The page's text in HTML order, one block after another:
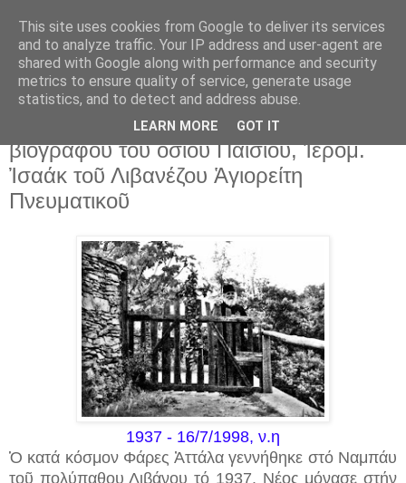
3 Ιουλ 2022
24 χρόνια ἀπό τήν κοίμηση τοῦ
βιογράφου τοῦ ὁσίου Παϊσίου, Ἱερομ.
Ἰσαάκ τοῦ Λιβανέζου Ἁγιορείτη
Πνευματικοῦ
1937 - 16/7/1998, ν.η
Ὁ κατά κόσμον Φάρες Ἀττάλα γεννήθηκε στό Ναμπάυ
τοῦ πολύπαθου Λιβάνου τό 1937. Νέος μόνασε στήν
This site uses cookies from Google to deliver its services
and to analyze traffic. Your IP address and user-agent are
shared with Google along with performance and security
metrics to ensure quality of service, generate usage
statistics, and to detect and address abuse.
LEARN MORE GOT IT